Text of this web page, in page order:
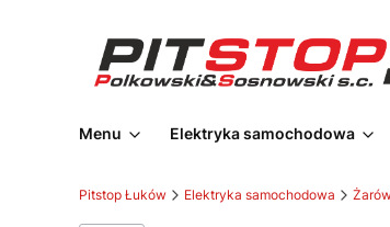
Menu Elektryka samochodowa
Pitstop Łuków Elektryka samochodowa